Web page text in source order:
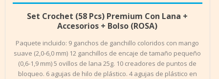
Añadir al carrito 19.990
Set Crochet (58 Pcs) Premium Con Lana +
Accesorios + Bolso (ROSA)
Paquete incluido: 9 ganchos de ganchillo coloridos con mango
suave (2,0-6,0 mm) 12 ganchillos de encaje de tamaño pequeño
(0,6-1,9 mm) 5 ovillos de lana 25g. 10 creadores de puntos de
bloqueo. 6 agujas de hilo de plástico. 4 agujas de plástico en